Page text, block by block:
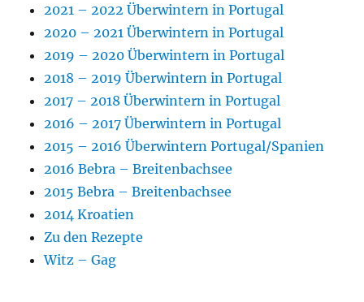
2021 – 2022 Überwintern in Portugal
2020 – 2021 Überwintern in Portugal
2019 – 2020 Überwintern in Portugal
2018 – 2019 Überwintern in Portugal
2017 – 2018 Überwintern in Portugal
2016 – 2017 Überwintern in Portugal
2015 – 2016 Überwintern Portugal/Spanien
2016 Bebra – Breitenbachsee
2015 Bebra – Breitenbachsee
2014 Kroatien
Zu den Rezepte
Witz – Gag